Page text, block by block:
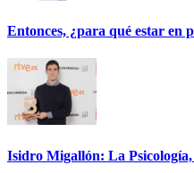
Entonces, ¿para qué estar en
Isidro Migallón: La